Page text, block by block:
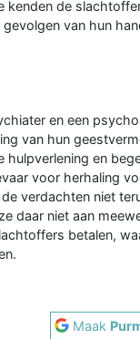
de
van hun
en een
van hun
en
voor herhaling
verdachten niet
daar niet aan
betalen,
Maak